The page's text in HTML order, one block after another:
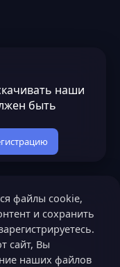
наши
быть
файлы cookie,
и сохранить
сайт, Вы
наших файлов